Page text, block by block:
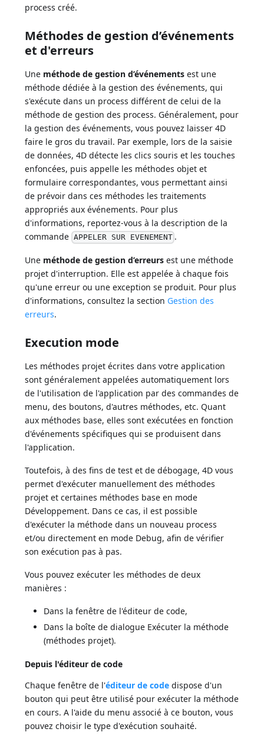
process créé.
Méthodes de gestion d’événements
et d'erreurs
Une méthode de gestion d’événements est une
méthode dédiée à la gestion des événements, qui
s'exécute dans un process différent de celui de la
méthode de gestion des process. Généralement, pour
la gestion des événements, vous pouvez laisser 4D
faire le gros du travail. Par exemple, lors de la saisie
de données, 4D détecte les clics souris et les touches
enfoncées, puis appelle les méthodes objet et
formulaire correspondantes, vous permettant ainsi
de prévoir dans ces méthodes les traitements
appropriés aux événements. Pour plus
d'informations, reportez-vous à la description de la
commande APPELER SUR EVENEMENT .
Une méthode de gestion d’erreurs est une méthode
projet d'interruption. Elle est appelée à chaque fois
qu'une erreur ou une exception se produit. Pour plus
d'informations, consultez la section Gestion des
erreurs.
Execution mode
Les méthodes projet écrites dans votre application
sont généralement appelées automatiquement lors
de l'utilisation de l'application par des commandes de
menu, des boutons, d'autres méthodes, etc. Quant
aux méthodes base, elles sont exécutées en fonction
d'événements spécifiques qui se produisent dans
l'application.
Toutefois, à des fins de test et de débogage, 4D vous
permet d'exécuter manuellement des méthodes
projet et certaines méthodes base en mode
Développement. Dans ce cas, il est possible
d'exécuter la méthode dans un nouveau process
et/ou directement en mode Debug, afin de vérifier
son exécution pas à pas.
Vous pouvez exécuter les méthodes de deux
manières :
Dans la fenêtre de l'éditeur de code,
Dans la boîte de dialogue Exécuter la méthode
(méthodes projet).
Depuis l'éditeur de code
Chaque fenêtre de l'éditeur de code dispose d'un
bouton qui peut être utilisé pour exécuter la méthode
en cours. A l'aide du menu associé à ce bouton, vous
pouvez choisir le type d'exécution souhaité.